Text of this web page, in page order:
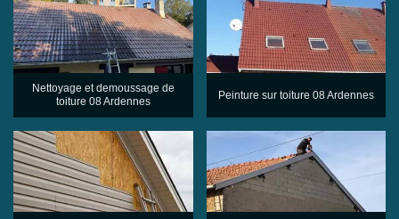
Nettoyage et demoussage de
toiture 08 Ardennes
Peinture sur toiture 08 Ardennes